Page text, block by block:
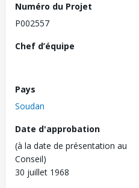
Numéro du Projet
P002557
Chef d’équipe
Pays
Soudan
Date d'approbation
(à la date de présentation au
Conseil)
30 juillet 1968